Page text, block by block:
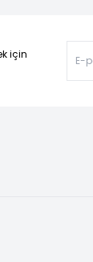
için